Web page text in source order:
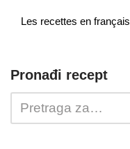
Les recettes en français
Pronađi recept